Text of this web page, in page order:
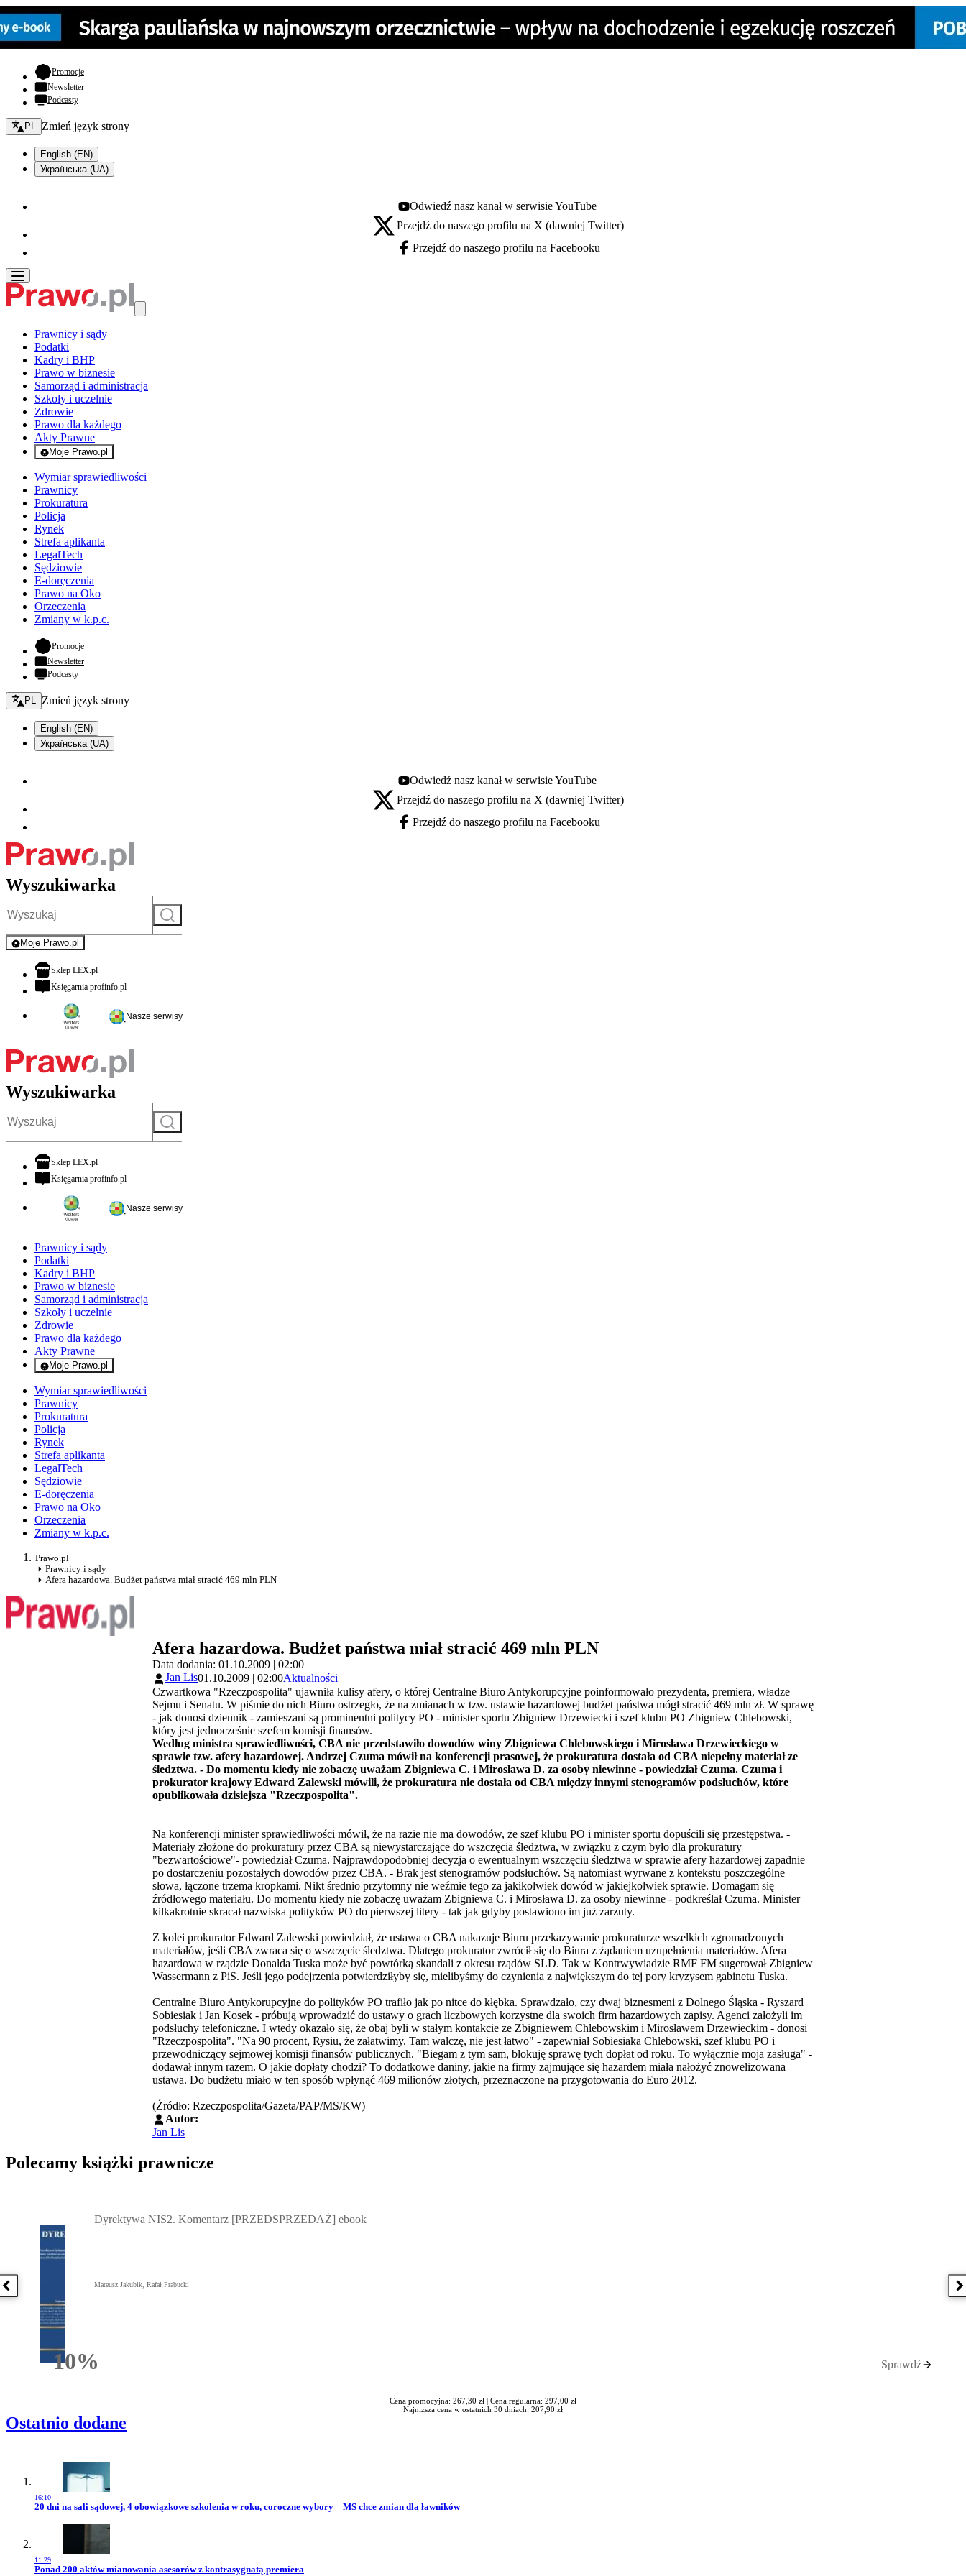
Promocje- otwiera się w nowej karcie
Newsletter
Podcasty
Zmień język - bieżący:
PL Zmień język strony
English (EN)
Українська (UA)
Youtube - otwiera się w nowej karcie
Odwiedź nasz kanał w serwisie YouTube
X - otwiera się w nowej karcie
Przejdź do naszego profilu na X (dawniej Twitter)
Facebook - otwiera się w nowej karcie
Przejdź do naszego profilu na Facebooku
Prawnicy i sądy
Podatki
Kadry i BHP
Prawo w biznesie
Samorząd i administracja
Szkoły i uczelnie
Zdrowie
Prawo dla każdego
Akty Prawne
Moje Prawo.pl
- rejestracja i logowanie do serwisu
Wymiar sprawiedliwości
Prawnicy
Prokuratura
Policja
Rynek
Strefa aplikanta
LegalTech
Sędziowie
E-doręczenia
Prawo na Oko
Orzeczenia
Zmiany w k.p.c.
Promocje- otwiera się w nowej karcie
Newsletter
Podcasty
Zmień język - bieżący:
PL Zmień język strony
English (EN)
Українська (UA)
Youtube - otwiera się w nowej karcie
Odwiedź nasz kanał w serwisie YouTube
X - otwiera się w nowej karcie
Przejdź do naszego profilu na X (dawniej Twitter)
Facebook - otwiera się w nowej karcie
Przejdź do naszego profilu na Facebooku
Wyszukiwarka
Szukaj
Moje Prawo.pl
- rejestracja i logowanie do serwisu
Sklep LEX.plotwiera się w nowej karcie
Księgarnia profinfo.plotwiera się w nowej karcie
Nasze serwisy
Wyszukiwarka
Szukaj
Sklep LEX.plotwiera się w nowej karcie
Księgarnia profinfo.plotwiera się w nowej karcie
Nasze serwisy
Prawnicy i sądy
Podatki
Kadry i BHP
Prawo w biznesie
Samorząd i administracja
Szkoły i uczelnie
Zdrowie
Prawo dla każdego
Akty Prawne
Moje Prawo.pl
- rejestracja i logowanie do serwisu
Wymiar sprawiedliwości
Prawnicy
Prokuratura
Policja
Rynek
Strefa aplikanta
LegalTech
Sędziowie
E-doręczenia
Prawo na Oko
Orzeczenia
Zmiany w k.p.c.
Prawo.pl
Prawnicy i sądy
Afera hazardowa. Budżet państwa miał stracić 469 mln PLN
Afera hazardowa. Budżet państwa miał stracić 469 mln PLN
Data dodania: 01.10.2009 | 02:00
Jan Lis01.10.2009 | 02:00Aktualności
Czwartkowa "Rzeczpospolita" ujawniła kulisy afery, o której Centralne Biuro Antykorupcyjne poinformowało prezydenta, premiera, władze
Sejmu i Senatu. W piśmie do nich Biuro ostrzegło, że na zmianach w tzw. ustawie hazardowej budżet państwa mógł stracić 469 mln zł. W sprawę
- jak donosi dziennik - zamieszani są prominentni politycy PO - minister sportu Zbigniew Drzewiecki i szef klubu PO Zbigniew Chlebowski,
który jest jednocześnie szefem komisji finansów.
Według ministra sprawiedliwości, CBA nie przedstawiło dowodów winy Zbigniewa Chlebowskiego i Mirosława Drzewieckiego w
sprawie tzw. afery hazardowej. Andrzej Czuma mówił na konferencji prasowej, że prokuratura dostała od CBA niepełny materiał ze
śledztwa. - Do momentu kiedy nie zobaczę uważam Zbigniewa C. i Mirosława D. za osoby niewinne - powiedział Czuma. Czuma i
prokurator krajowy Edward Zalewski mówili, że prokuratura nie dostała od CBA między innymi stenogramów podsłuchów, które
opublikowała dzisiejsza "Rzeczpospolita".
Na konferencji minister sprawiedliwości mówił, że na razie nie ma dowodów, że szef klubu PO i minister sportu dopuścili się przestępstwa. -
Materiały złożone do prokuratury przez CBA są niewystarczające do wszczęcia śledztwa, w związku z czym było dla prokuratury
"bezwartościowe"- powiedział Czuma. Najprawdopodobniej decyzja o ewentualnym wszczęciu śledztwa w sprawie afery hazardowej zapadnie
po dostarczeniu pozostałych dowodów przez CBA. - Brak jest stenogramów podsłuchów. Są natomiast wyrwane z kontekstu poszczególne
słowa, łączone trzema kropkami. Nikt średnio przytomny nie weźmie tego za jakikolwiek dowód w jakiejkolwiek sprawie. Domagam się
źródłowego materiału. Do momentu kiedy nie zobaczę uważam Zbigniewa C. i Mirosława D. za osoby niewinne - podkreślał Czuma. Minister
kilkakrotnie skracał nazwiska polityków PO do pierwszej litery - tak jak gdyby postawiono im już zarzuty.
Z kolei prokurator Edward Zalewski powiedział, że ustawa o CBA nakazuje Biuru przekazywanie prokuraturze wszelkich zgromadzonych
materiałów, jeśli CBA zwraca się o wszczęcie śledztwa. Dlatego prokurator zwrócił się do Biura z żądaniem uzupełnienia materiałów. Afera
hazardowa w rządzie Donalda Tuska może być powtórką skandali z okresu rządów SLD. Tak w Kontrwywiadzie RMF FM sugerował Zbigniew
Wassermann z PiS. Jeśli jego podejrzenia potwierdziłyby się, mielibyśmy do czynienia z największym do tej pory kryzysem gabinetu Tuska.
Centralne Biuro Antykorupcyjne do polityków PO trafiło jak po nitce do kłębka. Sprawdzało, czy dwaj biznesmeni z Dolnego Śląska - Ryszard
Sobiesiak i Jan Kosek - próbują wprowadzić do ustawy o grach liczbowych korzystne dla swoich firm hazardowych zapisy. Agenci założyli im
podsłuchy telefoniczne. I wtedy okazało się, że obaj byli w stałym kontakcie ze Zbigniewem Chlebowskim i Mirosławem Drzewieckim - donosi
"Rzeczpospolita". "Na 90 procent, Rysiu, że załatwimy. Tam walczę, nie jest łatwo" - zapewniał Sobiesiaka Chlebowski, szef klubu PO i
przewodniczący sejmowej komisji finansów publicznych. "Biegam z tym sam, blokuję sprawę tych dopłat od roku. To wyłącznie moja zasługa" -
dodawał innym razem. O jakie dopłaty chodzi? To dodatkowe daniny, jakie na firmy zajmujące się hazardem miała nałożyć znowelizowana
ustawa. Do budżetu miało w ten sposób wpłynąć 469 milionów złotych, przeznaczone na przygotowania do Euro 2012.
(Źródło: Rzeczpospolita/Gazeta/PAP/MS/KW)
Autor:
Jan Lis
Polecamy książki prawnicze
Poprzednia książka
10%Rabatu
Dyrektywa NIS2. Komentarz [PRZEDSPRZEDAŻ] ebook
Mateusz Jakubik, Rafał Prabucki
Sprawdź
Cena promocyjna: 267,30 zł | Cena regularna: 297,00 zł
Najniższa cena w ostatnich 30 dniach: 207,90 zł
Ostatnio dodane
16:10
Przejdź do artykułu:
20 dni na sali sądowej, 4 obowiązkowe szkolenia w roku, coroczne wybory – MS chce zmian dla ławników
11:29
Przejdź do artykułu:
Ponad 200 aktów mianowania asesorów z kontrasygnatą premiera